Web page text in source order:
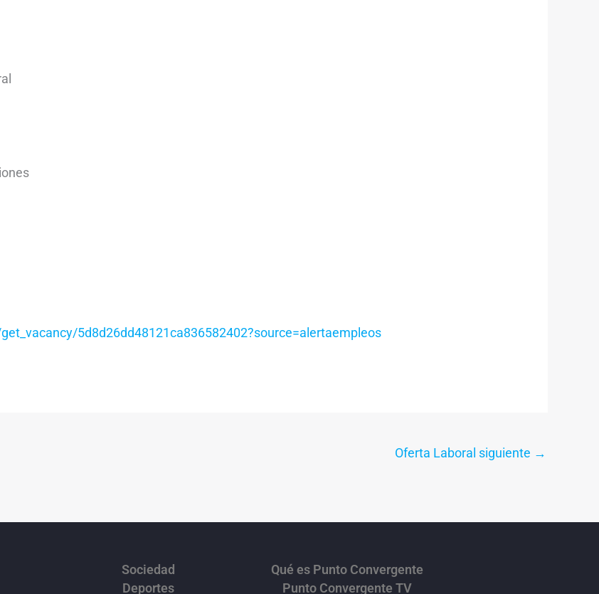
5d8d26dd48121ca836582402?source=alertaempleos
Oferta Laboral siguiente →
Sociedad
Deportes
Qué es Punto Convergente
Punto Convergente TV